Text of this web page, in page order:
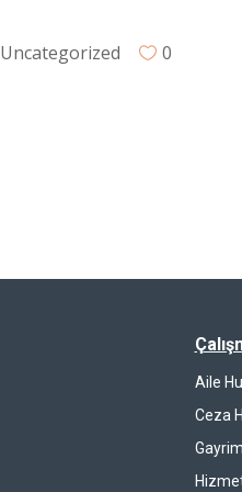
Uncategorized 0
Aile
Ceza